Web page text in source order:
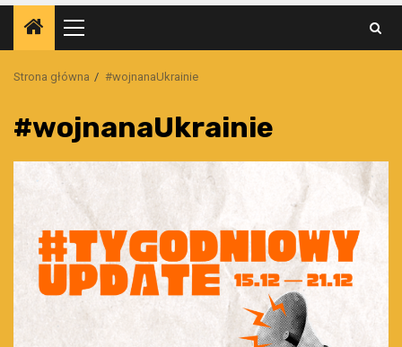
Menu
główne
Strona główna #wojnanaUkrainie
#wojnanaUkrainie